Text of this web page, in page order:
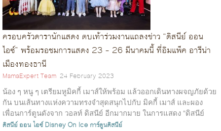
ครอบครัวดารานักแสดง ตบเท้าร่วมงานแถลงข่าว “ดิสนีย์ ออน
ไอซ์” พร้อมรอชมการแสดง 23 – 26 มีนาคมนี้ ที่อิมแพ็ค อารีน่า
เมืองทองธานี
MamaExpert Team 24 February 2023
น้อง ๆ หนู ๆ เตรียมหูมิคกี้ เมาส์ให้พร้อม แล้วออกเดินทางผจญภัยด้วย
กัน บนเส้นทางแห่งความทรงจำสุดสนุกไปกับ มิคกี้ เมาส์ และผอง
เพื่อนการ์ตูนดังจาก วอลท์ ดิสนีย์ อีกมากมาย ในการแสดง “ดิสนีย์
ออน...
ดิสนีย์ ออน ไอซ์ Disney On Ice การ์ตูนดิสนีย์